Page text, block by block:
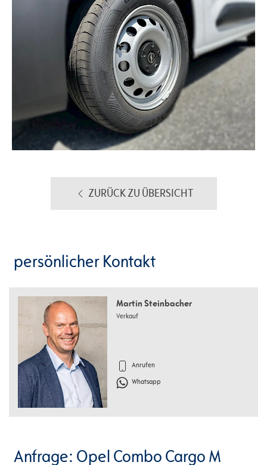
ZURÜCK ZU ÜBERSICHT
persönlicher Kontakt
Martin Steinbacher
Verkauf
Anrufen
Whatsapp
Anfrage: Opel Combo Cargo M